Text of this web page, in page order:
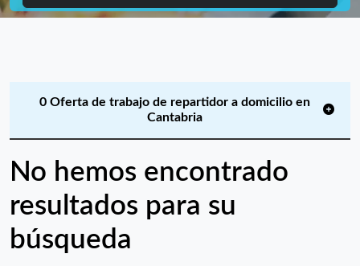
0 Oferta de trabajo de repartidor a domicilio en
Cantabria
No hemos encontrado
resultados para su
búsqueda